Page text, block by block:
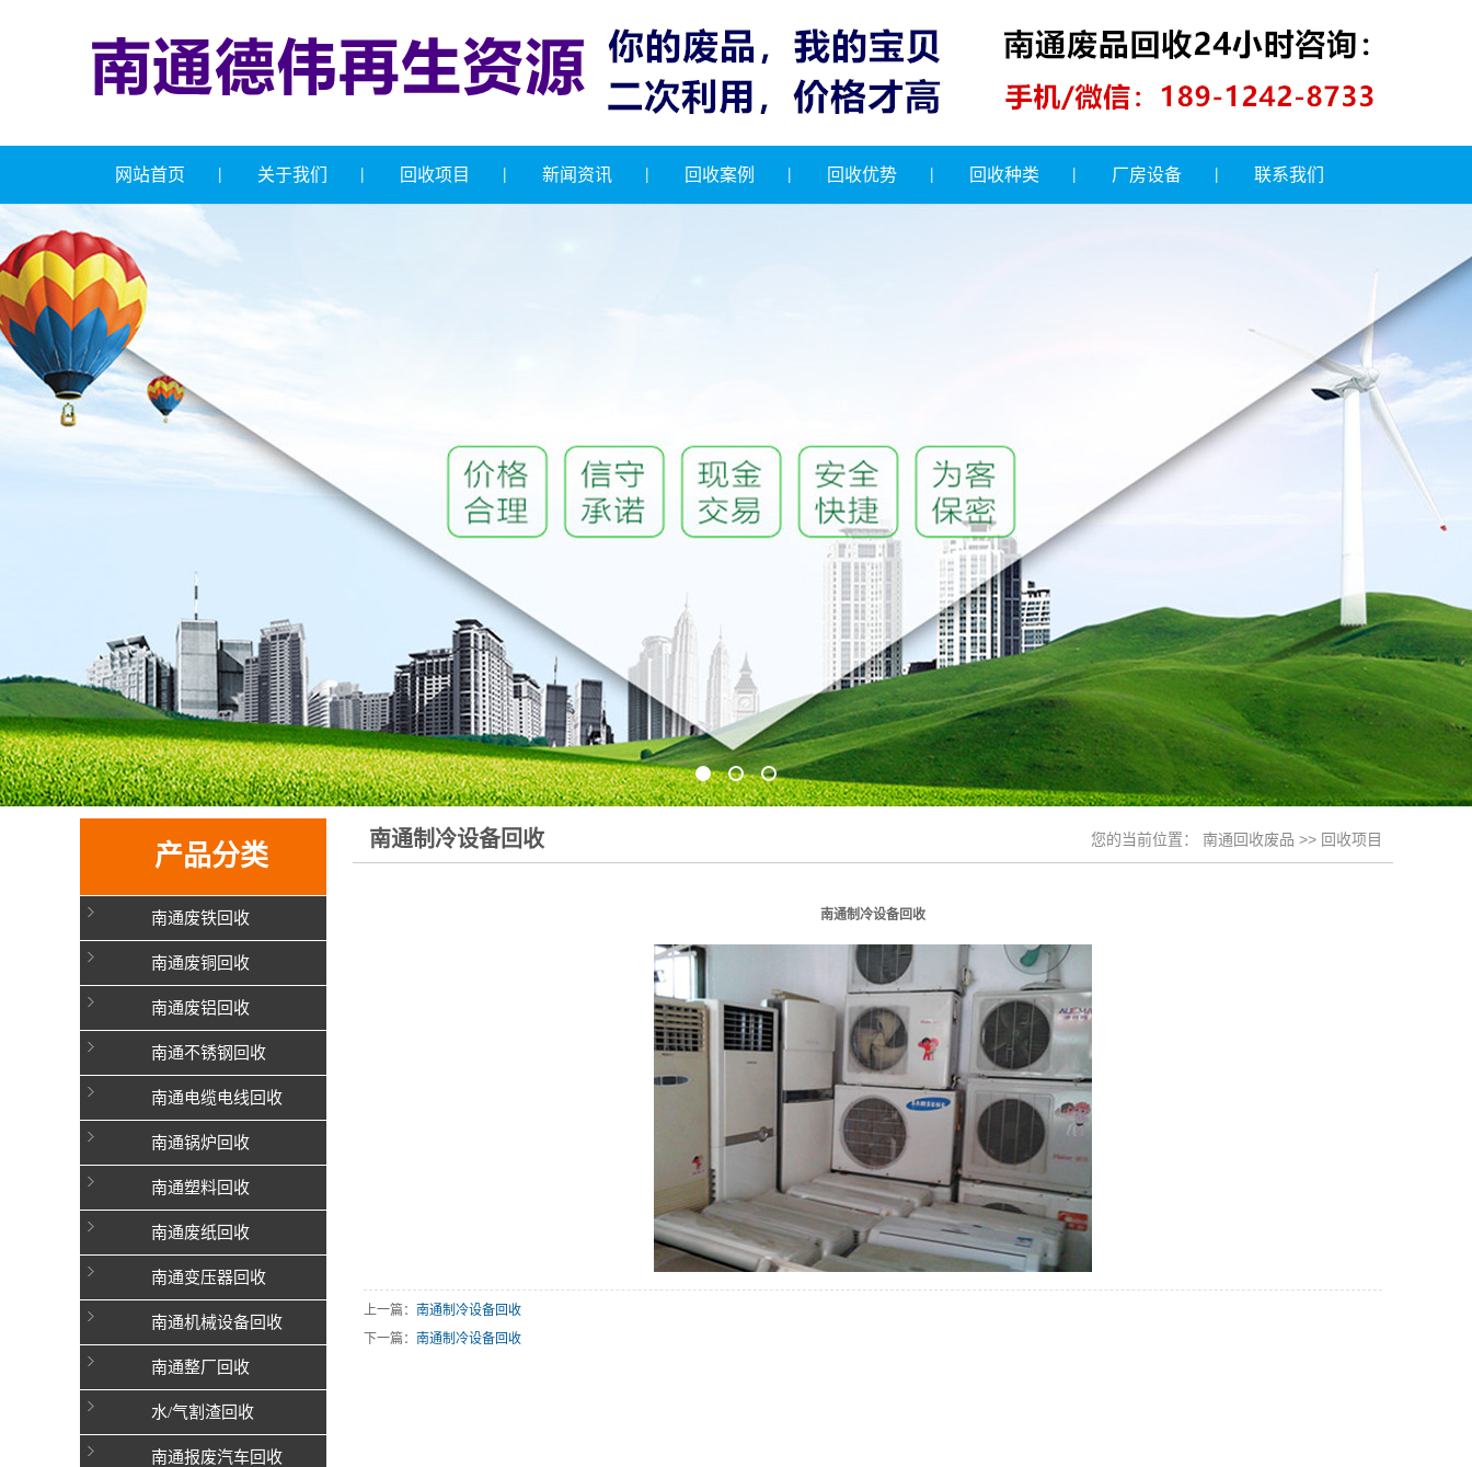
网站首页 关于我们 回收项目 新闻资讯 回收案例 回收优势 回收种类 厂房设备 联系我们
1 2 3
产品分类
南通废铁回收
南通废铜回收
南通废铝回收
南通不锈钢回收
南通电缆电线回收
南通锅炉回收
南通塑料回收
南通废纸回收
南通变压器回收
南通机械设备回收
南通整厂回收
水/气割渣回收
南通报废汽车回收
南通制冷设备回收 您的当前位置： 南通回收废品 >> 回收项目
南通制冷设备回收
上一篇： 南通制冷设备回收
下一篇： 南通制冷设备回收